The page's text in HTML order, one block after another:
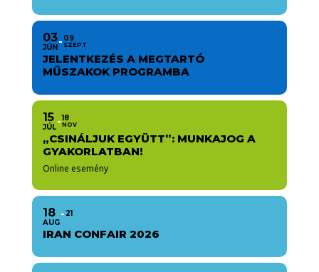
03
JÚN
09
SZEPT
JELENTKEZÉS A MEGTARTÓ
MŰSZAKOK PROGRAMBA
15
JÚL
18
NOV
„CSINÁLJUK EGYÜTT”: MUNKAJOG A
GYAKORLATBAN!
Online esemény
18
AUG
21
IRAN CONFAIR 2026